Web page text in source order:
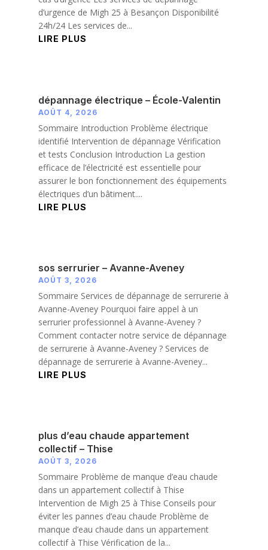
d’urgence de Migh 25 à Besançon Disponibilité
24h/24 Les services de...
LIRE PLUS
dépannage électrique – École-Valentin
AOÛT 4, 2026
Sommaire Introduction Problème électrique
identifié Intervention de dépannage Vérification
et tests Conclusion Introduction La gestion
efficace de l’électricité est essentielle pour
assurer le bon fonctionnement des équipements
électriques d’un bâtiment....
LIRE PLUS
sos serrurier – Avanne-Aveney
AOÛT 3, 2026
Sommaire Services de dépannage de serrurerie à
Avanne-Aveney Pourquoi faire appel à un
serrurier professionnel à Avanne-Aveney ?
Comment contacter notre service de dépannage
de serrurerie à Avanne-Aveney ? Services de
dépannage de serrurerie à Avanne-Aveney...
LIRE PLUS
plus d’eau chaude appartement
collectif – Thise
AOÛT 3, 2026
Sommaire Problème de manque d’eau chaude
dans un appartement collectif à Thise
Intervention de Migh 25 à Thise Conseils pour
éviter les pannes d’eau chaude Problème de
manque d’eau chaude dans un appartement
collectif à Thise Vérification de la...